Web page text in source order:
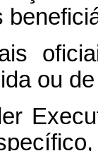
ou